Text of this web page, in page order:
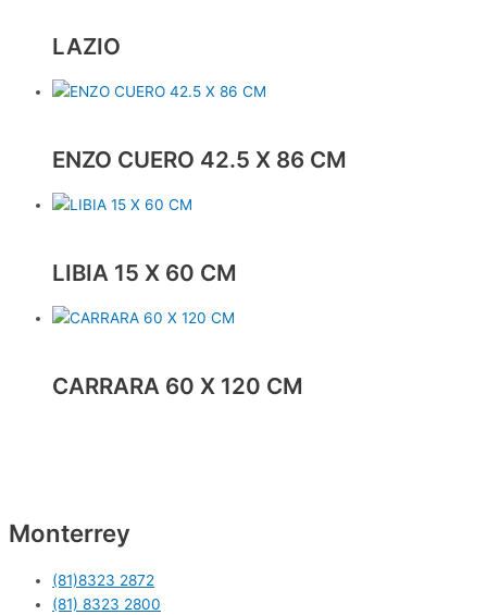
LAZIO
ENZO CUERO 42.5 X 86 CM
LIBIA 15 X 60 CM
CARRARA 60 X 120 CM
Monterrey
(81)8323 2872
(81) 8323 2800